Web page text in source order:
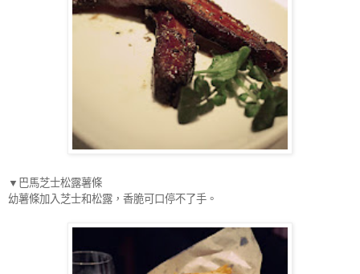
▼ 巴馬芝士松露薯條
幼薯條加入芝士和松露，香脆可口停不了手。